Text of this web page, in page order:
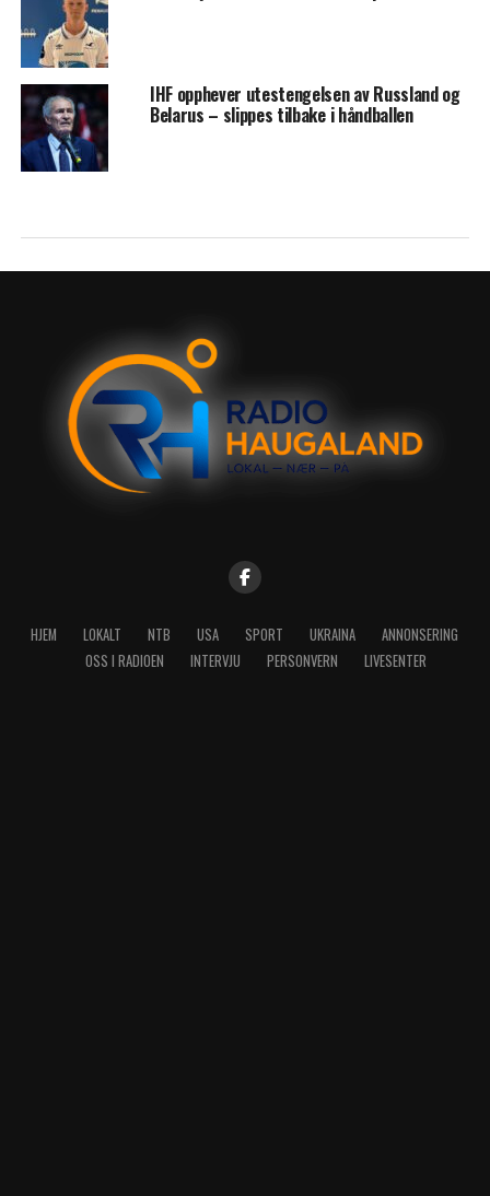
IHF opphever utestengelsen av Russland og
Belarus – slippes tilbake i håndballen
HJEM LOKALT NTB USA SPORT UKRAINA
ANNONSERING
OSS I RADIOEN
INTERVJU PERSONVERN LIVESENTER